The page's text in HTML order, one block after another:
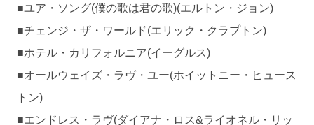
■ユア・ソング(僕の歌は君の歌)(エルトン・ジョン)
■チェンジ・ザ・ワールド(エリック・クラプトン)
■ホテル・カリフォルニア(イーグルス)
■オールウェイズ・ラヴ・ユー(ホイットニー・ヒュース
トン)
■エンドレス・ラヴ(ダイアナ・ロス&ライオネル・リッ